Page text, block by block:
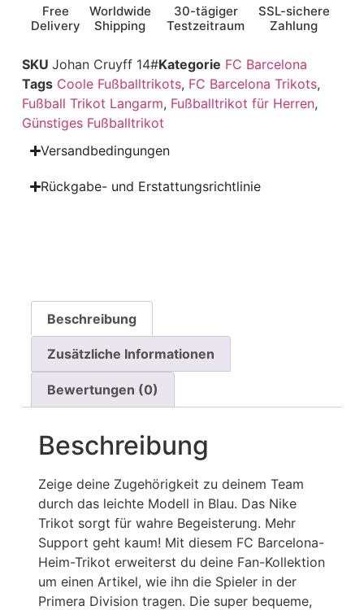
Free
Delivery
Worldwide
Shipping
30-tägiger
Testzeitraum
SSL-sichere
Zahlung
SKU Johan Cruyff 14#Kategorie FC Barcelona
Tags Coole Fußballtrikots, FC Barcelona Trikots,
Fußball Trikot Langarm, Fußballtrikot für Herren,
Günstiges Fußballtrikot
Versandbedingungen
Rückgabe- und Erstattungsrichtlinie
Beschreibung
Zusätzliche Informationen
Bewertungen (0)
Beschreibung
Zeige deine Zugehörigkeit zu deinem Team
durch das leichte Modell in Blau. Das Nike
Trikot sorgt für wahre Begeisterung. Mehr
Support geht kaum! Mit diesem FC Barcelona-
Heim-Trikot erweiterst du deine Fan-Kollektion
um einen Artikel, wie ihn die Spieler in der
Primera Division tragen. Die super bequeme,